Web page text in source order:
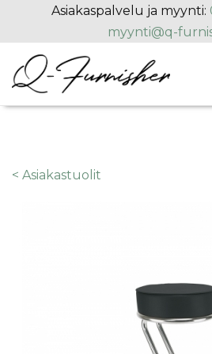
Hyppää pääsisältöön
Asiakaspalvelu ja myynti:
myynti@q-
< Asiakastuolit